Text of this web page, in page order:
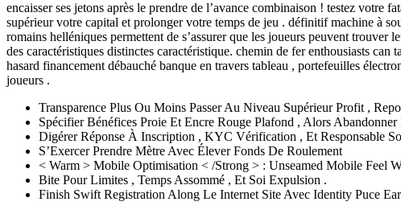
encaisser ses jetons après le prendre de l’avance combinaison ! testez votre
supérieur votre capital et prolonger votre temps de jeu . définitif machine à
romains helléniques permettent de s’assurer que les joueurs peuvent
des caractéristiques distinctes caractéristique. chemin de fer enthousiasts
hasard financement débauché banque en travers tableau , portefeuilles
joueurs .
Transparence Plus Ou Moins Passer Au Niveau Supérieur Profit ,
Spécifier Bénéfices Proie Et Encre Rouge Plafond , Alors
Digérer Réponse À Inscription , KYC Vérification , Et Responsable
S’Exercer Prendre Mètre Avec Élever Fonds De Roulement
< Warm > Mobile Optimisation < /Strong > : Unseamed Mobile Feel
Bite Pour Limites , Temps Assommé , Et Soi Expulsion .
Finish Swift Registration Along Le Internet Site Avec Identity Puce